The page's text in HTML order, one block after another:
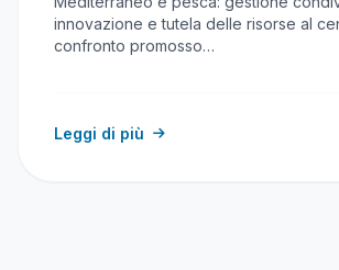
innovazione e tutela delle risorse al
confronto promosso…
Leggi di più